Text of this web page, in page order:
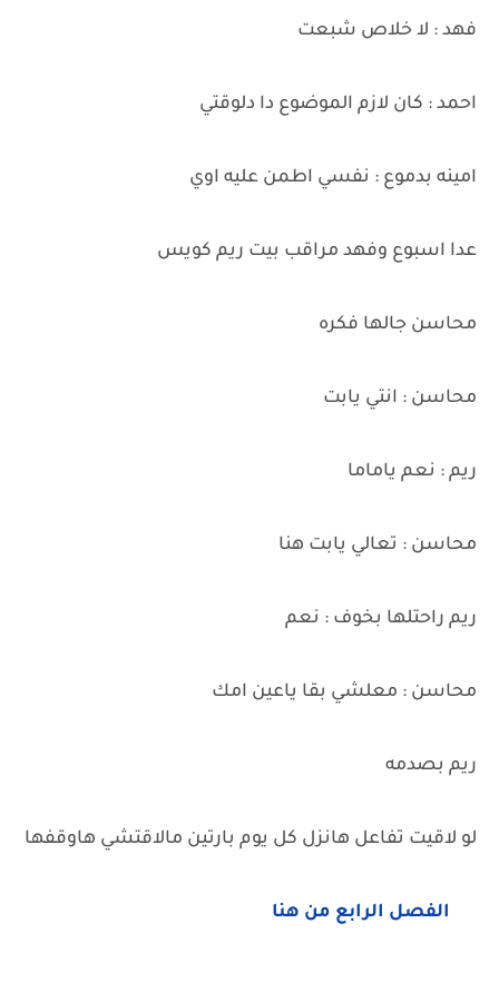
فهد : لا خلاص شبعت
احمد : كان لازم الموضوع دا دلوقتي
امينه بدموع : نفسي اطمن عليه اوي
عدا اسبوع وفهد مراقب بيت ريم كويس
محاسن جالها فكره
محاسن : انتي يابت
ريم : نعم ياماما
محاسن : تعالي يابت هنا
ريم راحتلها بخوف : نعم
محاسن : معلشي بقا ياعين امك
ريم بصدمه
لو لاقيت تفاعل هانزل كل يوم بارتين مالاقتشي هاوقفها
الفصل الرابع من هنا